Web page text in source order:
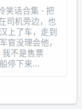
笑话合集 - 把
司机旁边，也
上了车，走到
官没理会他，
不是售票
停下来...